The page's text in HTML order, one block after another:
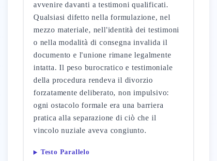
avvenire davanti a testimoni qualificati.
Qualsiasi difetto nella formulazione, nel
mezzo materiale, nell'identità dei testimoni
o nella modalità di consegna invalida il
documento e l'unione rimane legalmente
intatta. Il peso burocratico e testimoniale
della procedura rendeva il divorzio
forzatamente deliberato, non impulsivo:
ogni ostacolo formale era una barriera
pratica alla separazione di ciò che il
vincolo nuziale aveva congiunto.
Testo Parallelo